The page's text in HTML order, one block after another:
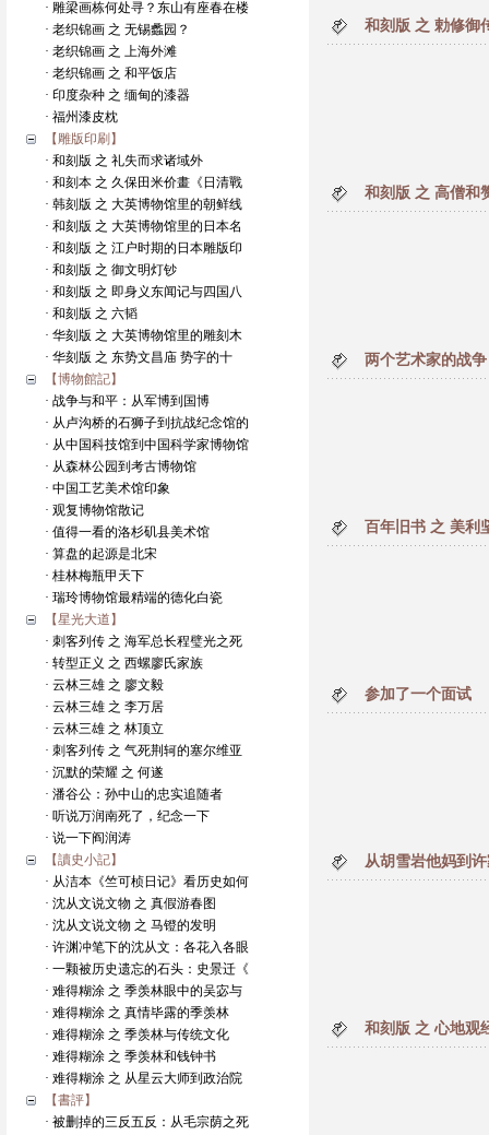
· 雕梁画栋何处寻？东山有座春在楼
· 老织锦画 之 无锡蠡园？
· 老织锦画 之 上海外滩
· 老织锦画 之 和平饭店
· 印度杂种 之 缅甸的漆器
· 福州漆皮枕
【雕版印刷】
· 和刻版 之 礼失而求诸域外
· 和刻本 之 久保田米价畫《日清戰
· 韩刻版 之 大英博物馆里的朝鲜线
· 和刻版 之 大英博物馆里的日本名
· 和刻版 之 江户时期的日本雕版印
· 和刻版 之 御文明灯钞
· 和刻版 之 即身义东闻记与四国八
· 和刻版 之 六韬
· 华刻版 之 大英博物馆里的雕刻木
· 华刻版 之 东势文昌庙 势字的十
【博物館記】
· 战争与和平：从军博到国博
· 从卢沟桥的石狮子到抗战纪念馆的
· 从中国科技馆到中国科学家博物馆
· 从森林公园到考古博物馆
· 中国工艺美术馆印象
· 观复博物馆散记
· 值得一看的洛杉矶县美术馆
· 算盘的起源是北宋
· 桂林梅瓶甲天下
· 瑞玲博物馆最精端的德化白瓷
【星光大道】
· 刺客列传 之 海军总长程璧光之死
· 转型正义 之 西螺廖氏家族
· 云林三雄 之 廖文毅
· 云林三雄 之 李万居
· 云林三雄 之 林顶立
· 刺客列传 之 气死荆轲的塞尔维亚
· 沉默的荣耀 之 何遂
· 潘谷公：孙中山的忠实追随者
· 听说万润南死了，纪念一下
· 说一下阎润涛
【讀史小記】
· 从洁本《竺可桢日记》看历史如何
· 沈从文说文物 之 真假游春图
· 沈从文说文物 之 马镫的发明
· 许渊冲笔下的沈从文：各花入各眼
· 一颗被历史遗忘的石头：史景迁《
· 难得糊涂 之 季羡林眼中的吴宓与
· 难得糊涂 之 真情毕露的季羡林
· 难得糊涂 之 季羡林与传统文化
· 难得糊涂 之 季羡林和钱钟书
· 难得糊涂 之 从星云大师到政治院
【書評】
· 被删掉的三反五反：从毛宗荫之死
和刻版 之 勅修御
和刻版 之 高僧和
两个艺术家的战争
百年旧书 之 美利
参加了一个面试
从胡雪岩他妈到
和刻版 之 心地观